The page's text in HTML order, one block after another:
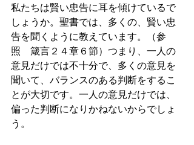
私たちは賢い忠告に耳を傾けているで
しょうか。聖書では、多くの、賢い忠
告を聞くように教えています。（参
照　箴言２４章６節）つまり、一人の
意見だけでは不十分で、多くの意見を
聞いて、バランスのある判断をするこ
とが大切です。一人の意見だけでは、
偏った判断になりかねないからでしょ
う。